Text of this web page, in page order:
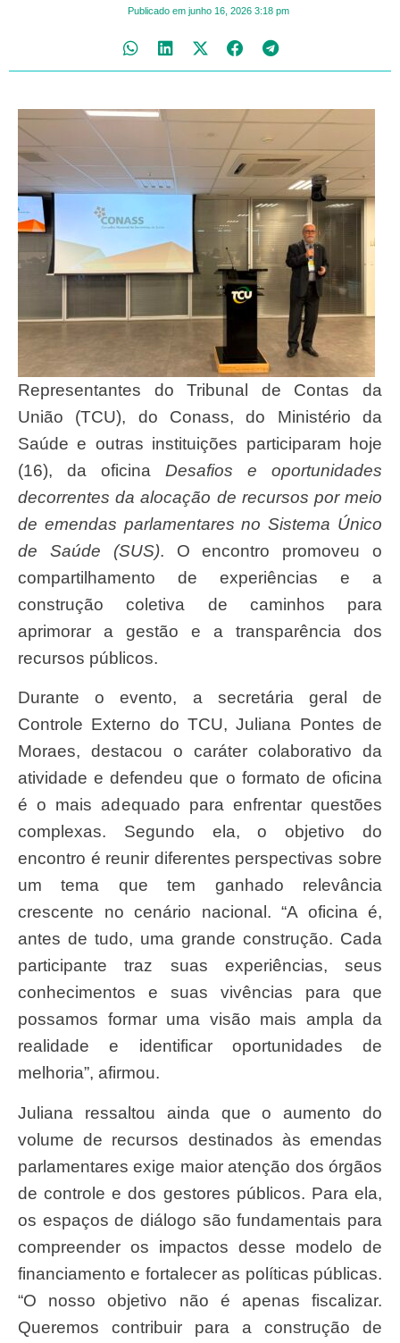
Publicado em junho 16, 2026 3:18 pm
Representantes do Tribunal de Contas da
União (TCU), do Conass, do Ministério da
Saúde e outras instituições participaram hoje
(16), da oficina Desafios e oportunidades
decorrentes da alocação de recursos por meio
de emendas parlamentares no Sistema Único
de Saúde (SUS). O encontro promoveu o
compartilhamento de experiências e a
construção coletiva de caminhos para
aprimorar a gestão e a transparência dos
recursos públicos.
Durante o evento, a secretária geral de
Controle Externo do TCU, Juliana Pontes de
Moraes, destacou o caráter colaborativo da
atividade e defendeu que o formato de oficina
é o mais adequado para enfrentar questões
complexas. Segundo ela, o objetivo do
encontro é reunir diferentes perspectivas sobre
um tema que tem ganhado relevância
crescente no cenário nacional. “A oficina é,
antes de tudo, uma grande construção. Cada
participante traz suas experiências, seus
conhecimentos e suas vivências para que
possamos formar uma visão mais ampla da
realidade e identificar oportunidades de
melhoria”, afirmou.
Juliana ressaltou ainda que o aumento do
volume de recursos destinados às emendas
parlamentares exige maior atenção dos órgãos
de controle e dos gestores públicos. Para ela,
os espaços de diálogo são fundamentais para
compreender os impactos desse modelo de
financiamento e fortalecer as políticas públicas.
“O nosso objetivo não é apenas fiscalizar.
Queremos contribuir para a construção de